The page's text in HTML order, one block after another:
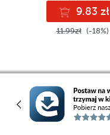
9.83 zł
11.99zł (-18%)